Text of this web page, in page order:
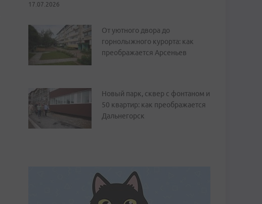
17.07.2026
От уютного двора до
горнолыжного курорта: как
преображается Арсеньев
Новый парк, сквер с фонтаном и
50 квартир: как преображается
Дальнегорск